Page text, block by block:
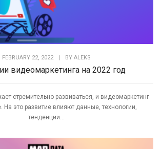
FEBRUARY 22, 2022 BY ALEKS
видеомаркетинга на 2022 год
стремительно развиваться, и видеомаркетинг
На это развитие влияют данные, технологии,
тенденции...